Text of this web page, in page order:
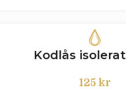
Kodlås
125 kr